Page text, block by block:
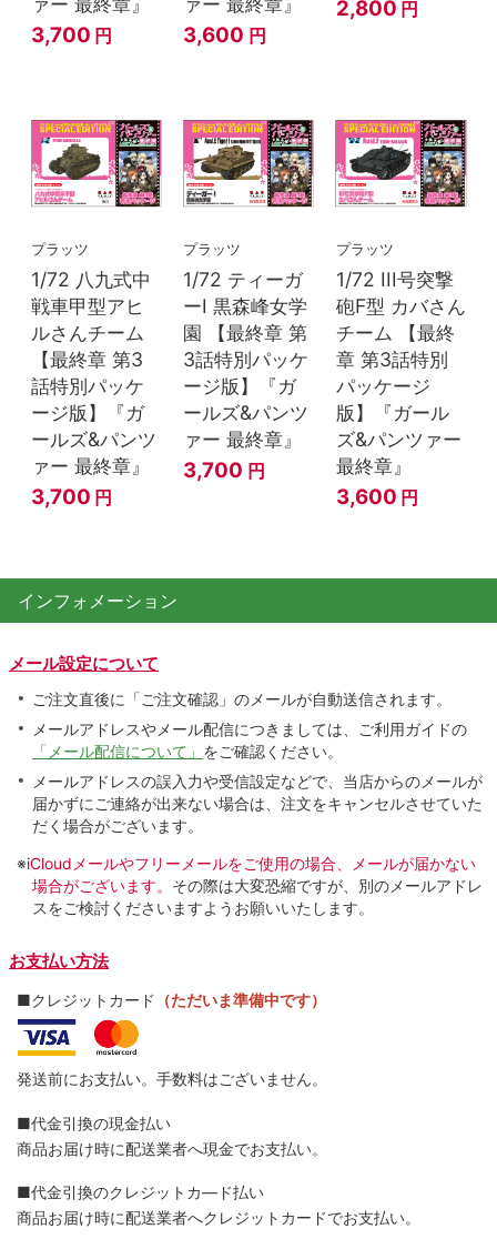
3,700 円 3,600 円
2,800 円
プラッツ
1/72 八九式中
戦車甲型アヒ
ルさんチーム
【最終章 第3
話特別パッケ
ージ版】『ガ
ールズ&パンツ
ァー 最終章』
3,700 円
プラッツ
1/72 ティーガ
ーI 黒森峰女学
園 【最終章 第
3話特別パッケ
ージ版】『ガ
ールズ&パンツ
ァー 最終章』
3,700 円
プラッツ
1/72 III号突撃
砲F型 カバさん
チーム 【最終
章 第3話特別
パッケージ
版】『ガール
ズ&パンツァー
最終章』
3,600 円
インフォメーション
メール設定について
ご注文直後に「ご注文確認」のメールが自動送信されます。
メールアドレスやメール配信につきましては、ご利用ガイドの
「メール配信について」 をご確認ください。
メールアドレスの誤入力や受信設定などで、当店からのメールが
届かずにご連絡が出来ない場合は、注文をキャンセルさせていた
だく場合がございます。
※iCloudメールやフリーメールをご使用の場合、メールが届かない
場合がございます。 その際は大変恐縮ですが、別のメールアドレ
スをご検討くださいますようお願いいたします。
お支払い方法
■クレジットカード （ただいま準備中です）
発送前にお支払い。手数料はございません。
■代金引換の現金払い
商品お届け時に配送業者へ現金でお支払い。
■代金引換のクレジットカ―ド払い
商品お届け時に配送業者へクレジットカードでお支払い。